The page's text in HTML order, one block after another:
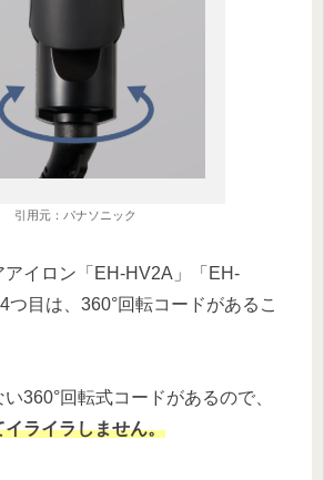
引用元：パナソニック
アイロン「EH-HV2A」「EH-
つ目は、360°回転コードがあるこ
360°回転式コードがあるので、
ライラしません。